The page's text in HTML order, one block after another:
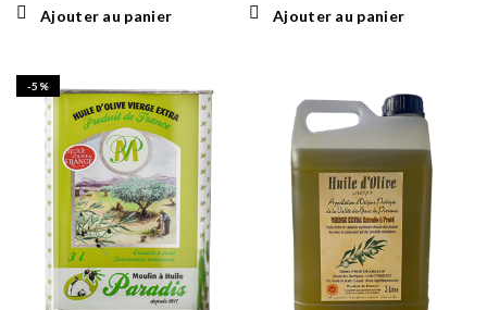
Ajouter au panier Ajouter au panier
-5%